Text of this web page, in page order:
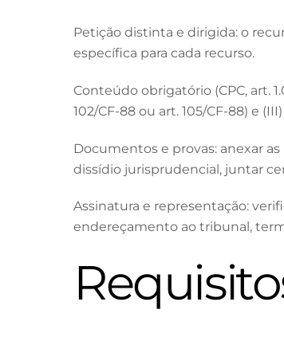
Petição distinta e dirigida: o
específica para cada recurso.
Conteúdo obrigatório (CPC, art.
102/CF-88 ou art. 105/CF-88) e
Documentos e provas: anexar
dissídio jurisprudencial, juntar
Assinatura e representação:
endereçamento ao tribunal,